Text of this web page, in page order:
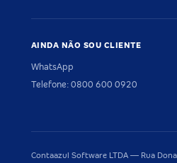
AINDA NÃO SOU CLIENTE
WhatsApp
Telefone: 0800 600 0920
Contaazul Software LTDA — Rua